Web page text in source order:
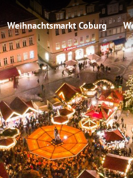
Weihnachtsmarkt Coburg